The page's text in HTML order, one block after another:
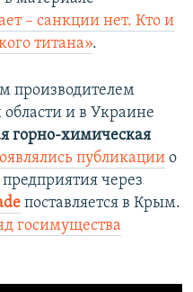
– санкции нет. Кто и
титана».
и в Украине
горно-химическая
публикации о
через
поставляется в Крым.
госимущества